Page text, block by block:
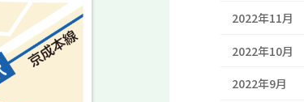
2022年11月
2022年10月
2022年9月